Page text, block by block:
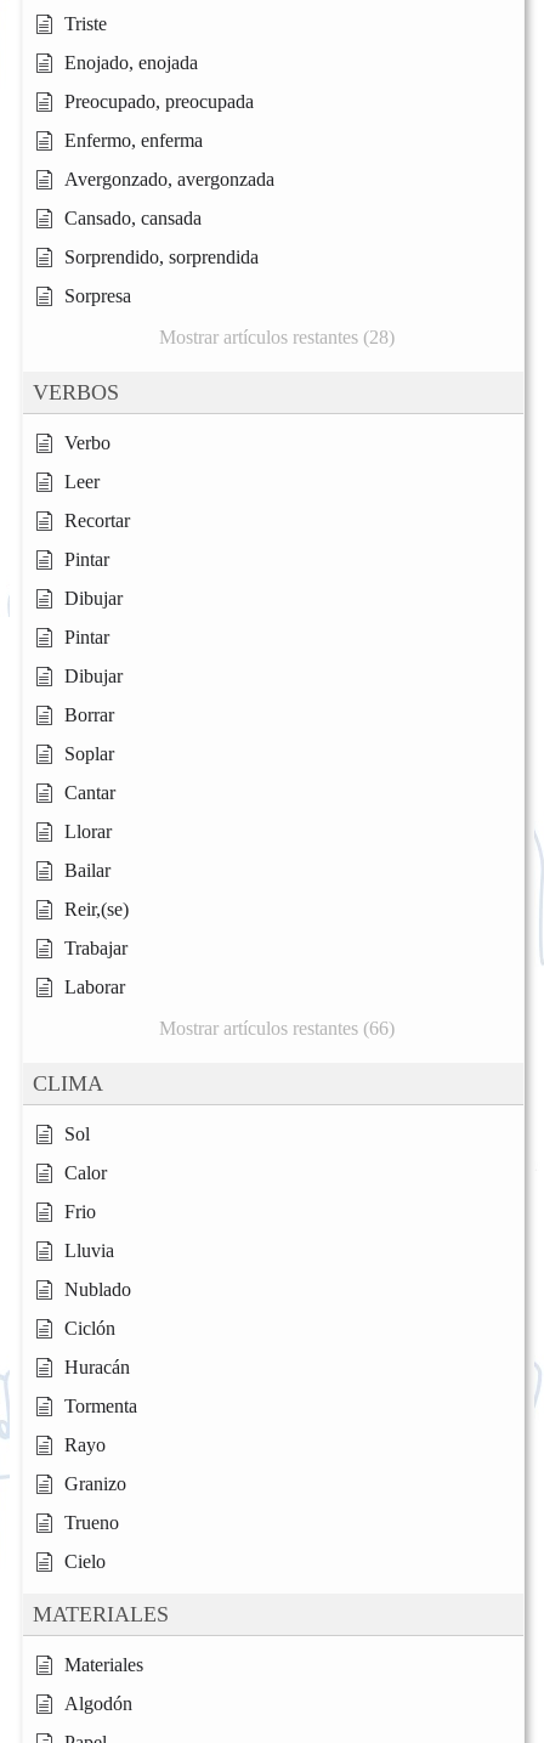
Triste
Enojado, enojada
Preocupado, preocupada
Enfermo, enferma
Avergonzado, avergonzada
Cansado, cansada
Sorprendido, sorprendida
Sorpresa
Mostrar artículos restantes (28)
VERBOS
Verbo
Leer
Recortar
Pintar
Dibujar
Pintar
Dibujar
Borrar
Soplar
Cantar
Llorar
Bailar
Reir,(se)
Trabajar
Laborar
Mostrar artículos restantes (66)
CLIMA
Sol
Calor
Frio
Lluvia
Nublado
Ciclón
Huracán
Tormenta
Rayo
Granizo
Trueno
Cielo
MATERIALES
Materiales
Algodón